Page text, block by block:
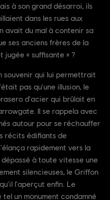
à son grand désarroi, ils
dans les rues aux
avait du mal à contenir sa
ses anciens frères de la
« suffisante » ?
souvenir qui lui permettrait
pas qu'une illusion, le
d'acier qui brûlait en
Il se rappela avec
autour pour se réchauffer
récits édifiants de
rapidement vers la
à toute vitesse une
silencieuses, le Griffon
l'aperçut enfin. Le
un monument condamné